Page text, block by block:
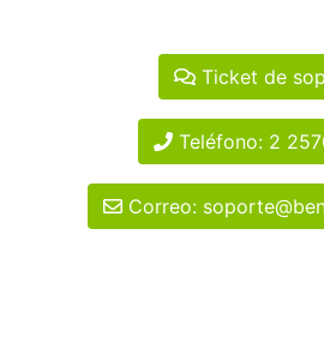
Ticket de
Teléfono: 2
Correo: